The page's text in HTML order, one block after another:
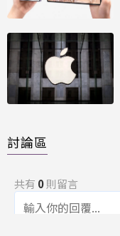
討論區
共有 0則留言